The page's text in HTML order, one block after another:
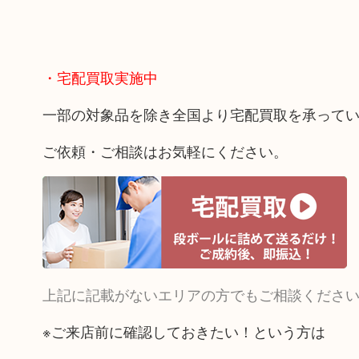
・宅配買取実施中
一部の対象品を除き全国より宅配買取を承ってい
ご依頼・ご相談はお気軽にください。
上記に記載がないエリアの方でもご相談ください
※ご来店前に確認しておきたい！という方は